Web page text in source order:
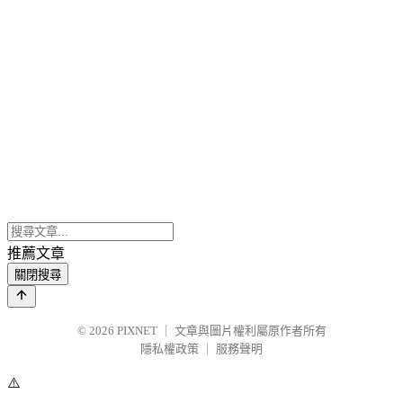
推薦文章
關閉搜尋
© 2026 PIXNET
文章與圖片權利屬原作者所有
隱私權政策
服務聲明
⚠️